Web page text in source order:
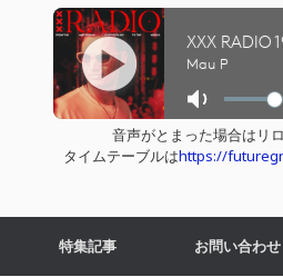
音声がとまった場合はリ
タイムテーブルはhttps://
特集記事 お問い合わせ